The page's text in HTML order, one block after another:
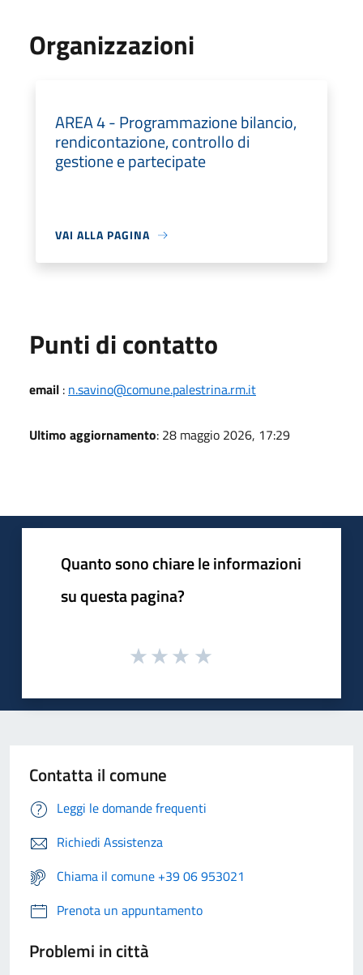
Organizzazioni
AREA 4 - Programmazione bilancio,
rendicontazione, controllo di
gestione e partecipate
VAI ALLA PAGINA
Punti di contatto
email : n.savino@comune.palestrina.rm.it
Ultimo aggiornamento: 28 maggio 2026, 17:29
Quanto sono chiare le informazioni
su questa pagina?
Contatta il comune
Leggi le domande frequenti
Richiedi Assistenza
Chiama il comune +39 06 953021
Prenota un appuntamento
Problemi in città